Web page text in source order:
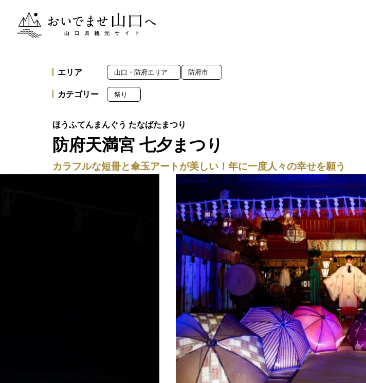
おいでませ山口へー山口県観光サイト
防府天満宮 七夕まつり
カラフルな短冊と傘玉アートが美しい！年に一度人々の幸せを願う
エリア 山口・防府エリア 防府市
カテゴリー 祭り